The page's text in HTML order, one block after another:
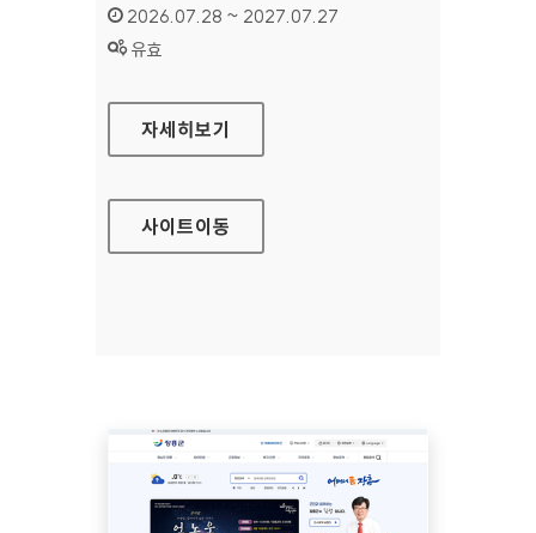
인증기간 :
2026.07.28 ~ 2027.07.27
상태 :
유효
보성군청
자세히보기
사이트이동